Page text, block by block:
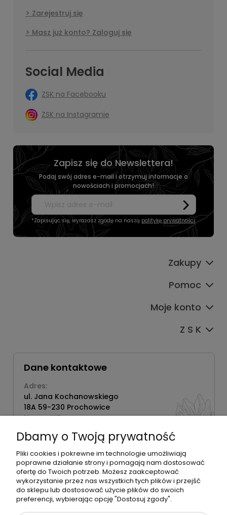
Zarejestruj się
Masz już konto? Zaloguj się
Social Media
ZSK na Facebooku
ZSK na Instagramie
Zapisz się do Newslettera!
Podaj swój adres e-mail i otrzymuj informacje o
nowościach i promocjach!
*Zapisując się, wyrażasz zgodę na naszą politykę prywatności.
Zakupy
Pomoc
Moje konto
Z S K
Dane kontaktowe
Adres:
ul. Jana Kochanowskiego
18A 59-230 Prochowice
Numer NIP:
Telefon:
518358020
©2026 Wszelkie Prawa Zastrzeżone | Zrób Sobie Krem
Dbamy o Twoją prywatność
Pliki cookies i pokrewne im technologie umożliwiają
poprawne działanie strony i pomagają nam dostosować
ofertę do Twoich potrzeb. Możesz zaakceptować
wykorzystanie przez nas wszystkich tych plików i przejść
do sklepu lub dostosować użycie plików do swoich
preferencji, wybierając opcję "Dostosuj zgody".